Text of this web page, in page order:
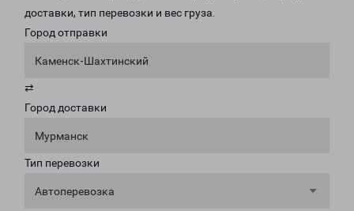
доставки, тип перевозки и вес груза.
Город отправки
Каменск-Шахтинский
⇄
Город доставки
Мурманск
Тип перевозки
Автоперевозка